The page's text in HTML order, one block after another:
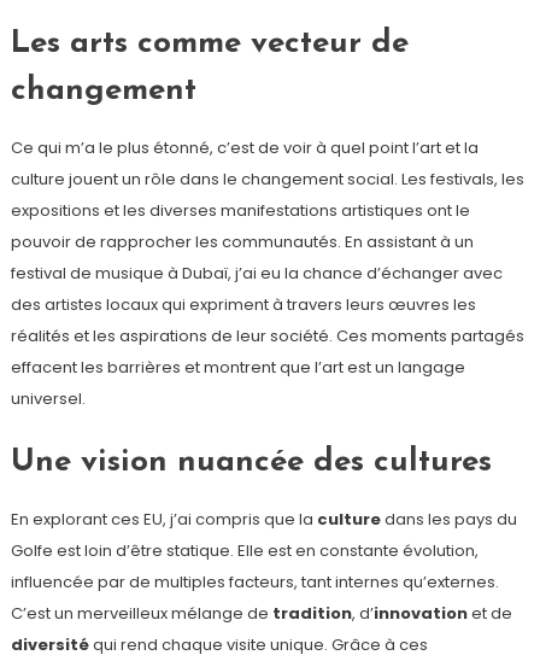
Les arts comme vecteur de
changement
Ce qui m’a le plus étonné, c’est de voir à quel point l’art et la
culture jouent un rôle dans le changement social. Les festivals, les
expositions et les diverses manifestations artistiques ont le
pouvoir de rapprocher les communautés. En assistant à un
festival de musique à Dubaï, j’ai eu la chance d’échanger avec
des artistes locaux qui expriment à travers leurs œuvres les
réalités et les aspirations de leur société. Ces moments partagés
effacent les barrières et montrent que l’art est un langage
universel.
Une vision nuancée des cultures
En explorant ces EU, j’ai compris que la culturedans les pays du
Golfe est loin d’être statique. Elle est en constante évolution,
influencée par de multiples facteurs, tant internes qu’externes.
C’est un merveilleux mélange de tradition, d’innovationet de
diversitéqui rend chaque visite unique. Grâce à ces